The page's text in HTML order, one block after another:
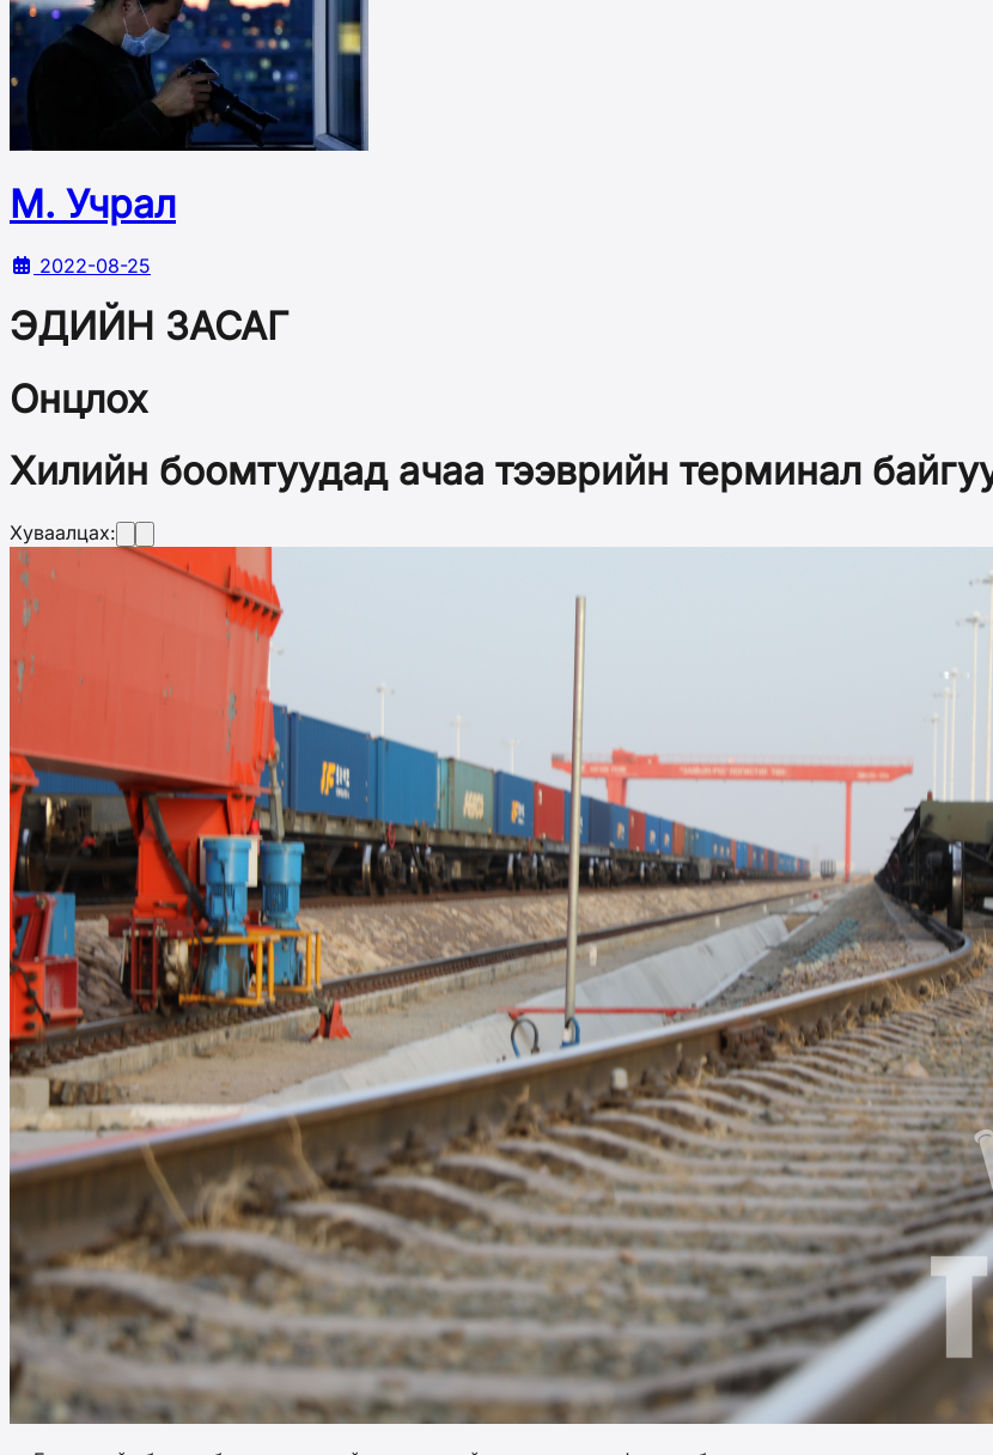
М. Учрал
2022-08-25
ЭДИЙН ЗАСАГ
Онцлох
Хилийн боомтуудад ачаа тээврийн терминал
Хуваалцах: